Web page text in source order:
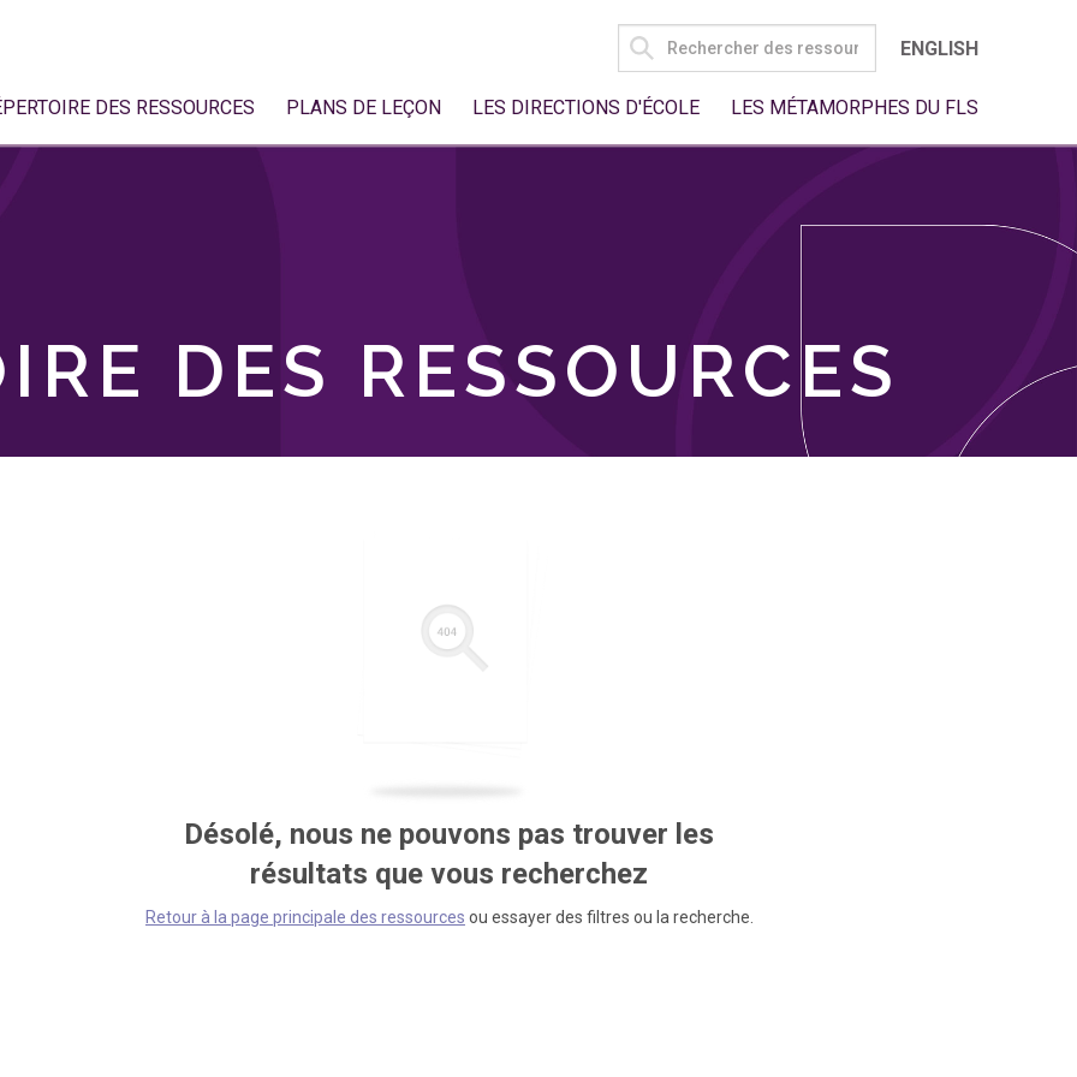
SEARCH
FOR:
ENGLISH
DES RESSOURCES PLANS DE LEÇON LES DIRECTIONS D'ÉCOLE LES MÉTAMORPHES DU FLS
DES RESSOURCES
Désolé, nous ne pouvons pas trouver les
résultats que vous recherchez
Retour à la page principale des ressources ou essayer des filtres ou la recherche.